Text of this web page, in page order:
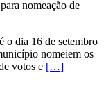
nomeação de
o dia 16 de setembro
nomeiem os
votos e […]